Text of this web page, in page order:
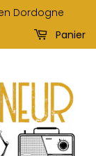
Dordogne
Panier